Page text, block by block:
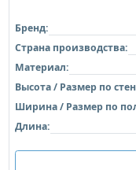
Бренд:
Страна производства:
Материал:
Высота / Размер по
Ширина / Размер по
Длина: